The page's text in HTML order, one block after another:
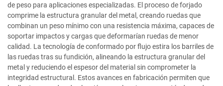
de peso para aplicaciones especializadas. El proceso de forjado
comprime la estructura granular del metal, creando ruedas que
combinan un peso mínimo con una resistencia máxima, capaces de
soportar impactos y cargas que deformarían ruedas de menor
calidad. La tecnología de conformado por flujo estira los barriles de
las ruedas tras su fundición, alineando la estructura granular del
metal y reduciendo el espesor del material sin comprometer la
integridad estructural. Estos avances en fabricación permiten que